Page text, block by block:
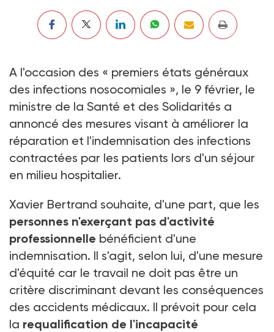
A l'occasion des « premiers états généraux
des infections nosocomiales », le 9 février, le
ministre de la Santé et des Solidarités a
annoncé des mesures visant à améliorer la
réparation et l'indemnisation des infections
contractées par les patients lors d'un séjour
en milieu hospitalier.
Xavier Bertrand souhaite, d'une part, que les
personnes n'exerçant pas d'activité
professionnelle bénéficient d'une
indemnisation. Il s'agit, selon lui, d'une mesure
d'équité car le travail ne doit pas être un
critère discriminant devant les conséquences
des accidents médicaux. Il prévoit pour cela
la requalification de l'incapacité